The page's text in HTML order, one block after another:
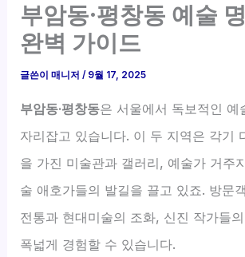
부암동·평창동 예술
완벽 가이드
글쓴이매니저/ 9월 17, 2025
부암동·평창동은 서울에서 독보적인 예
자리잡고 있습니다. 이 두 지역은 각기
을 가진 미술관과 갤러리, 예술가 거주
술 애호가들의 발길을 끌고 있죠. 방문
전통과 현대미술의 조화, 신진 작가들
폭넓게 경험할 수 있습니다.